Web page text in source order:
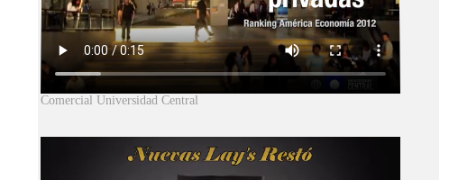
Comercial Universidad Central